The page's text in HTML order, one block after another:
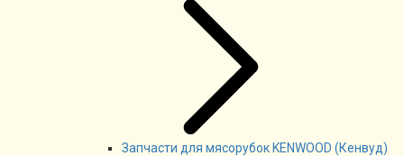
Запчасти для мясорубок KENWOOD (Кенвуд)